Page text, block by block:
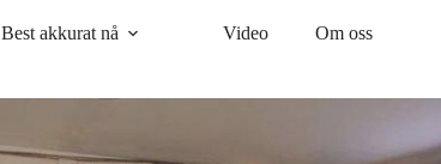
Best akkurat nå Video Om oss